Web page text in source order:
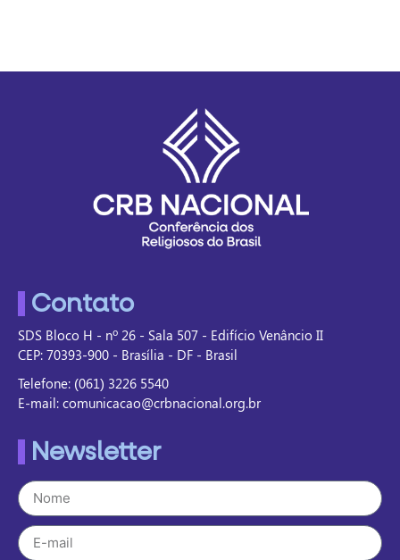
Contato
SDS Bloco H - nº 26 - Sala 507 - Edifício Venâncio II
CEP: 70393-900 - Brasília - DF - Brasil
Telefone: (061) 3226 5540
E-mail: comunicacao@crbnacional.org.br
Newsletter